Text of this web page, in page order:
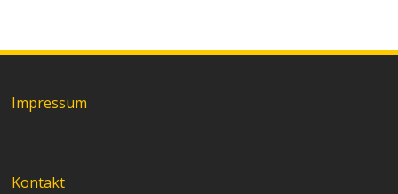
Impressum
Kontakt